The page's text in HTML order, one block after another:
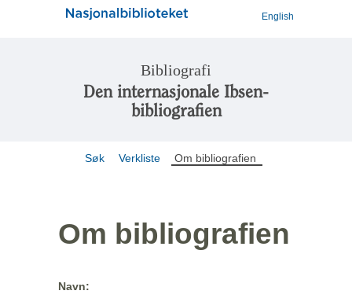
English
Bibliografi
Den internasjonale Ibsen-
bibliografien
Søk Verkliste Om bibliografien
Om bibliografien
Navn: